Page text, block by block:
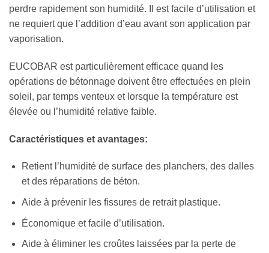
perdre rapidement son humidité. Il est facile d’utilisation et
ne requiert que l’addition d’eau avant son application par
vaporisation.
EUCOBAR est particulièrement efficace quand les
opérations de bétonnage doivent être effectuées en plein
soleil, par temps venteux et lorsque la température est
élevée ou l’humidité relative faible.
Caractéristiques et avantages:
Retient l’humidité de surface des planchers, des dalles
et des réparations de béton.
Aide à prévenir les fissures de retrait plastique.
Économique et facile d’utilisation.
Aide à éliminer les croûtes laissées par la perte de